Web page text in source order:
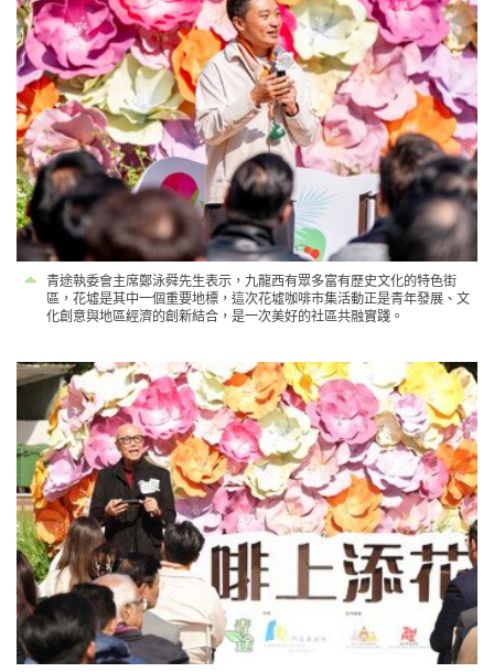
青途執委會主席鄭泳舜先生表示，九龍西有眾多富有歷史文化的特色街
區，花墟是其中一個重要地標，這次花墟咖啡市集活動正是青年發展、文
化創意與地區經濟的創新結合，是一次美好的社區共融實踐。